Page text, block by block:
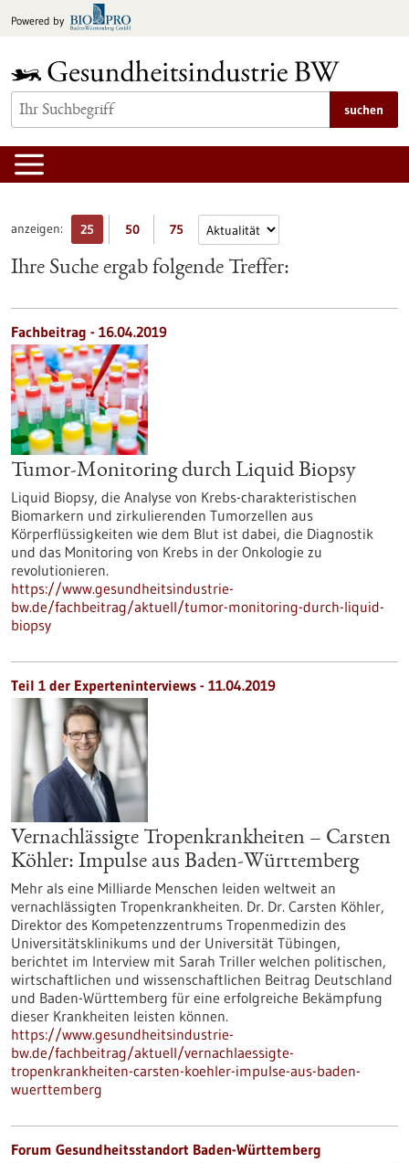
Inhalt
Powered by
suchen
anzeigen: 25 50 75
Ihre Suche ergab folgende Treffer:
Fachbeitrag - 16.04.2019
Tumor-Monitoring durch Liquid Biopsy
Liquid Biopsy, die Analyse von Krebs-charakteristischen
Biomarkern und zirkulierenden Tumorzellen aus
Körperflüssigkeiten wie dem Blut ist dabei, die Diagnostik
und das Monitoring von Krebs in der Onkologie zu
revolutionieren.
https://www.gesundheitsindustrie-
bw.de/fachbeitrag/aktuell/tumor-monitoring-durch-liquid-
biopsy
Teil 1 der Experteninterviews - 11.04.2019
Vernachlässigte Tropenkrankheiten – Carsten
Köhler: Impulse aus Baden-Württemberg
Mehr als eine Milliarde Menschen leiden weltweit an
vernachlässigten Tropenkrankheiten. Dr. Dr. Carsten Köhler,
Direktor des Kompetenzzentrums Tropenmedizin des
Universitätsklinikums und der Universität Tübingen,
berichtet im Interview mit Sarah Triller welchen politischen,
wirtschaftlichen und wissenschaftlichen Beitrag Deutschland
und Baden-Württemberg für eine erfolgreiche Bekämpfung
dieser Krankheiten leisten können.
https://www.gesundheitsindustrie-
bw.de/fachbeitrag/aktuell/vernachlaessigte-
tropenkrankheiten-carsten-koehler-impulse-aus-baden-
wuerttemberg
Forum Gesundheitsstandort Baden-Württemberg